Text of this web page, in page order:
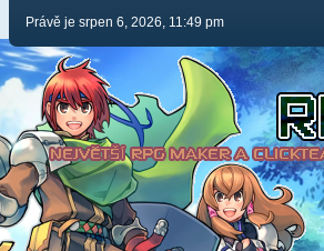
Právě je srpen 6, 2026, 11:49 pm